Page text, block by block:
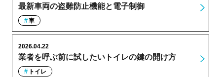
最新車両の盗難防止機能と電子制御
車
業者を呼ぶ前に試したいトイレの鍵の開け方
2026.04.22
トイレ